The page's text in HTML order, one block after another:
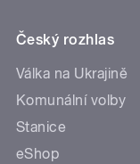
Český rozhlas
Válka na Ukrajině
Komunální volby
Stanice
eShop